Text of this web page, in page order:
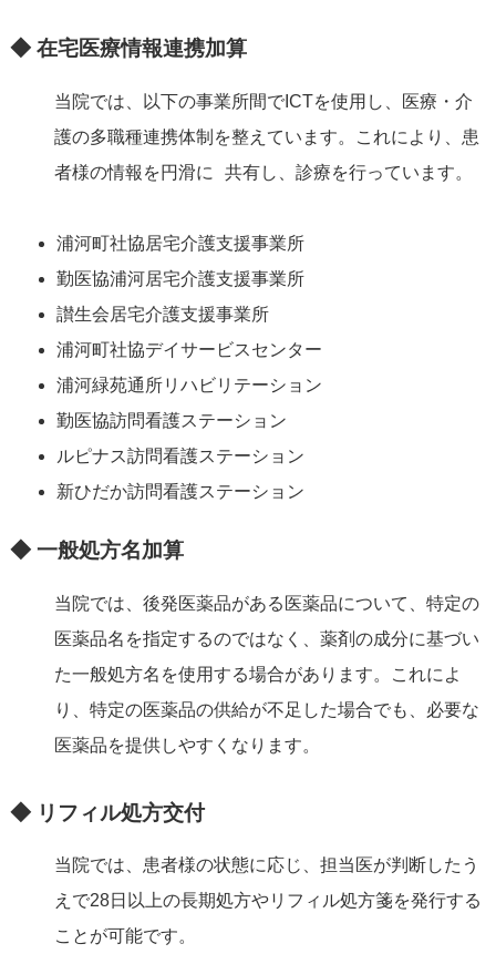
◆ 在宅医療情報連携加算
当院では、以下の事業所間でICTを使用し、医療・介
護の多職種連携体制を整えています。これにより、患
者様の情報を円滑に 共有し、診療を行っています。
浦河町社協居宅介護支援事業所
勤医協浦河居宅介護支援事業所
讃生会居宅介護支援事業所
浦河町社協デイサービスセンター
浦河緑苑通所リハビリテーション
勤医協訪問看護ステーション
ルピナス訪問看護ステーション
新ひだか訪問看護ステーション
◆ 一般処方名加算
当院では、後発医薬品がある医薬品について、特定の
医薬品名を指定するのではなく、薬剤の成分に基づい
た一般処方名を使用する場合があります。これによ
り、特定の医薬品の供給が不足した場合でも、必要な
医薬品を提供しやすくなります。
◆ リフィル処方交付
当院では、患者様の状態に応じ、担当医が判断したう
えで28日以上の長期処方やリフィル処方箋を発行する
ことが可能です。